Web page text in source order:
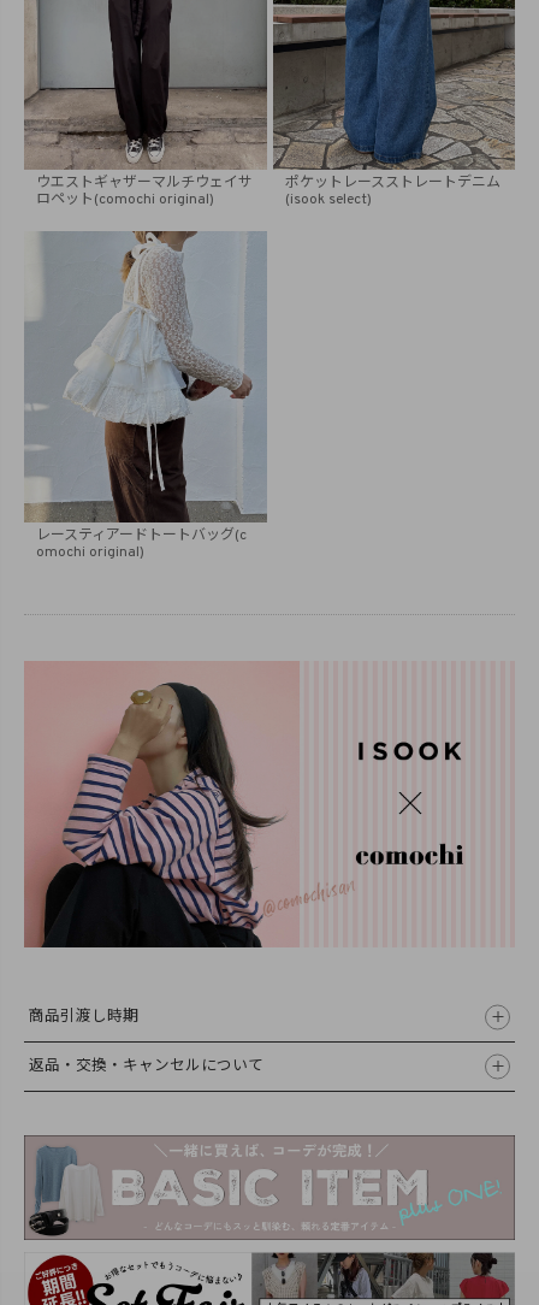
ウエストギャザーマルチウェイサ
ロペット(comochi original)
ポケットレースストレートデニム
(isook select)
レースティアードトートバッグ(c
omochi original)
商品引渡し時期
返品・交換・キャンセルについて